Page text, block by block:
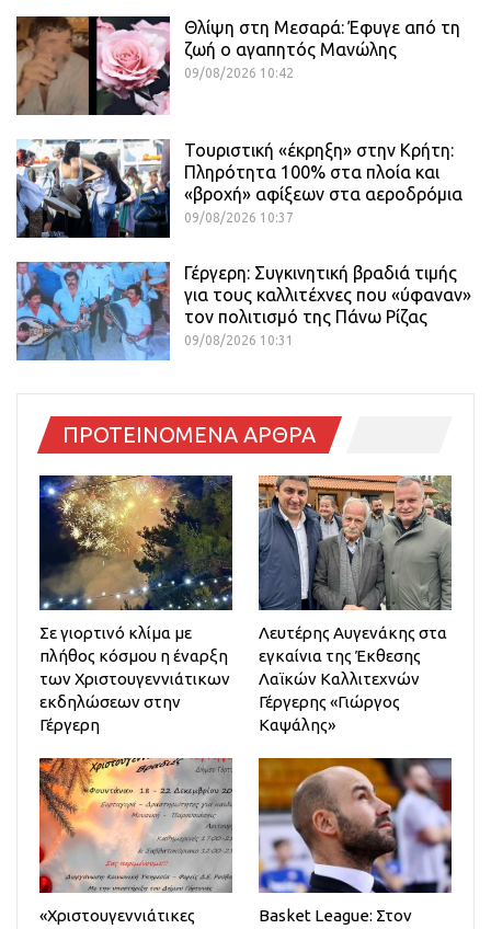
Θλίψη στη Μεσαρά: Έφυγε από τη
ζωή ο αγαπητός Μανώλης
09/08/2026 10:42
Τουριστική «έκρηξη» στην Κρήτη:
Πληρότητα 100% στα πλοία και
«βροχή» αφίξεων στα αεροδρόμια
09/08/2026 10:37
Γέργερη: Συγκινητική βραδιά τιμής
για τους καλλιτέχνες που «ύφαναν»
τον πολιτισμό της Πάνω Ρίζας
09/08/2026 10:31
ΠΡΟΤΕΙΝΟΜΕΝΑ ΑΡΘΡΑ
Σε γιορτινό κλίμα με
πλήθος κόσμου η έναρξη
των Χριστουγεννιάτικων
εκδηλώσεων στην
Γέργερη
Λευτέρης Αυγενάκης στα
εγκαίνια της Έκθεσης
Λαϊκών Καλλιτεχνών
Γέργερης «Γιώργος
Καψάλης»
«Χριστουγεννιάτικες
Basket League: Στον